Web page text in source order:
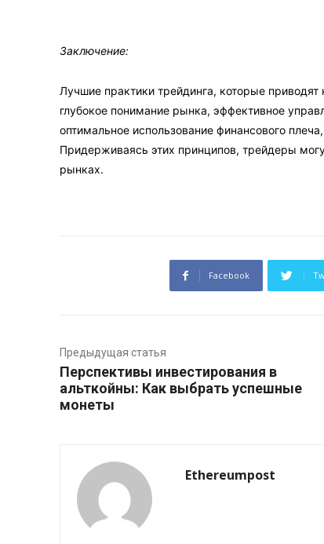
Заключение:
Лучшие практики трейдинга, которые
глубокое понимание рынка, эффективное
оптимальное использование финансового
Придерживаясь этих принципов, трейдеры
рынках.
Facebook
Предыдущая статья
Перспективы инвестирования в
альткойны: Как выбрать успешные
монеты
Ethereumpost